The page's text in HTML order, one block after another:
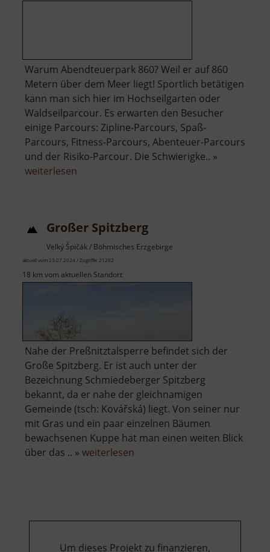
Warum Abendteuerpark 860? Weil er auf 860
Metern über dem Meer liegt! Sportlich betätigen
kann man sich hier im Hochseilgarten oder
Waldseilparcour. Es erwarten den Besucher
einige Parcours: Zipline-Parcours, Spaß-
Parcours, Fitness-Parcours, Abenteuer-Parcours
und der Risiko-Parcour. Die Schwierigke.. »
weiterlesen
Großer Spitzberg
Velký Špičák / Böhmisches Erzgebirge
aktuell vom 23.07.2024 / Zugriffe: 21282
18 km vom aktuellen Standort
Nahe der Preßnitztalsperre befindet sich der
Große Spitzberg. Er ist auch unter der
Bezeichnung Schmiedeberger Spitzberg
bekannt, da er nahe der gleichnamigen
Gemeinde (tsch: Kovářská) liegt. Von seiner nur
mit Gras und ein paar einzelnen Bäumen
bewachsenen Kuppe hat man einen weiten Blick
über das .. » weiterlesen
Um dieses Projekt zu finanzieren,